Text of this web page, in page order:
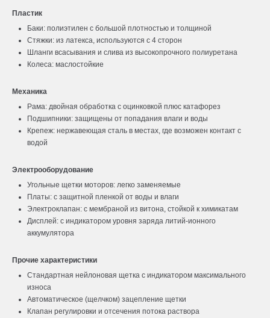
Пластик
Баки: полиэтилен с большой плотностью и толщиной
Стяжки: из латекса, используются с 4 сторон
Шланги всасывания и слива из высокопрочного полиуретана
Колеса: маслостойкие
Механика
Рама: двойная обработка с оцинковкой плюс катафорез
Подшипники: защищены от попадания влаги и воды
Крепеж: нержавеющая сталь в местах, где возможен контакт с
водой
Электрооборудование
Угольные щетки моторов: легко заменяемые
Платы: с защитной пленкой от воды и влаги
Электроклапан: с мембраной из витона, стойкой к химикатам
Дисплей: с индикатором уровня заряда литий-ионного
аккумулятора
Прочие характеристики
Стандартная нейлоновая щетка с индикатором максимального
износа
Автоматическое (щелчком) зацепление щетки
Клапан регулировки и отсечения потока раствора